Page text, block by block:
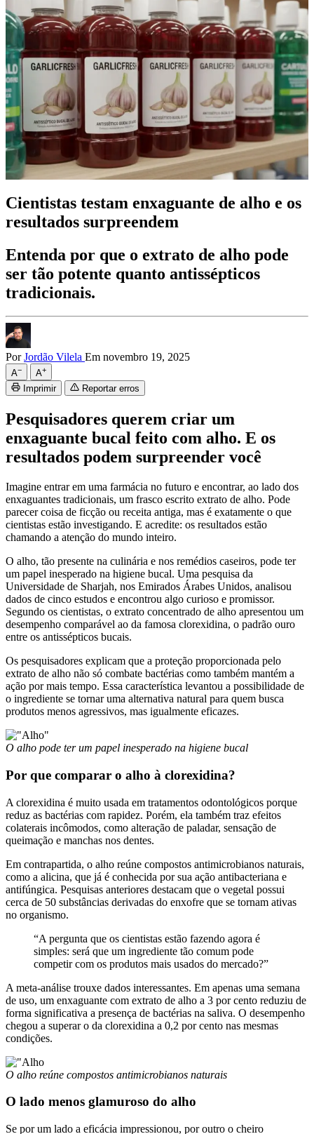
Cientistas testam enxaguante de alho e os
resultados surpreendem
Entenda por que o extrato de alho pode
ser tão potente quanto antissépticos
tradicionais.
PorJordão Vilela Em novembro 19, 2025
A− A+
Imprimir Reportar erros
Pesquisadores querem criar um
enxaguante bucal feito com alho. E os
resultados podem surpreender você
Imagine entrar em uma farmácia no futuro e encontrar, ao lado dos
enxaguantes tradicionais, um frasco escrito extrato de alho. Pode
parecer coisa de ficção ou receita antiga, mas é exatamente o que
cientistas estão investigando. E acredite: os resultados estão
chamando a atenção do mundo inteiro.
O alho, tão presente na culinária e nos remédios caseiros, pode ter
um papel inesperado na higiene bucal. Uma pesquisa da
Universidade de Sharjah, nos Emirados Árabes Unidos, analisou
dados de cinco estudos e encontrou algo curioso e promissor.
Segundo os cientistas, o extrato concentrado de alho apresentou um
desempenho comparável ao da famosa clorexidina, o padrão ouro
entre os antissépticos bucais.
Os pesquisadores explicam que a proteção proporcionada pelo
extrato de alho não só combate bactérias como também mantém a
ação por mais tempo. Essa característica levantou a possibilidade de
o ingrediente se tornar uma alternativa natural para quem busca
produtos menos agressivos, mas igualmente eficazes.
O alho pode ter um papel inesperado na higiene bucal
Por que comparar o alho à clorexidina?
A clorexidina é muito usada em tratamentos odontológicos porque
reduz as bactérias com rapidez. Porém, ela também traz efeitos
colaterais incômodos, como alteração de paladar, sensação de
queimação e manchas nos dentes.
Em contrapartida, o alho reúne compostos antimicrobianos naturais,
como a alicina, que já é conhecida por sua ação antibacteriana e
antifúngica. Pesquisas anteriores destacam que o vegetal possui
cerca de 50 substâncias derivadas do enxofre que se tornam ativas
no organismo.
“A pergunta que os cientistas estão fazendo agora é
simples: será que um ingrediente tão comum pode
competir com os produtos mais usados do mercado?”
A meta-análise trouxe dados interessantes. Em apenas uma semana
de uso, um enxaguante com extrato de alho a 3 por cento reduziu de
forma significativa a presença de bactérias na saliva. O desempenho
chegou a superar o da clorexidina a 0,2 por cento nas mesmas
condições.
O alho reúne compostos antimicrobianos naturais
O lado menos glamuroso do alho
Se por um lado a eficácia impressionou, por outro o cheiro